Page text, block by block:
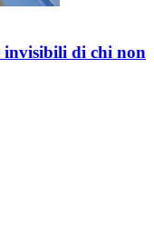
invisibili di chi non